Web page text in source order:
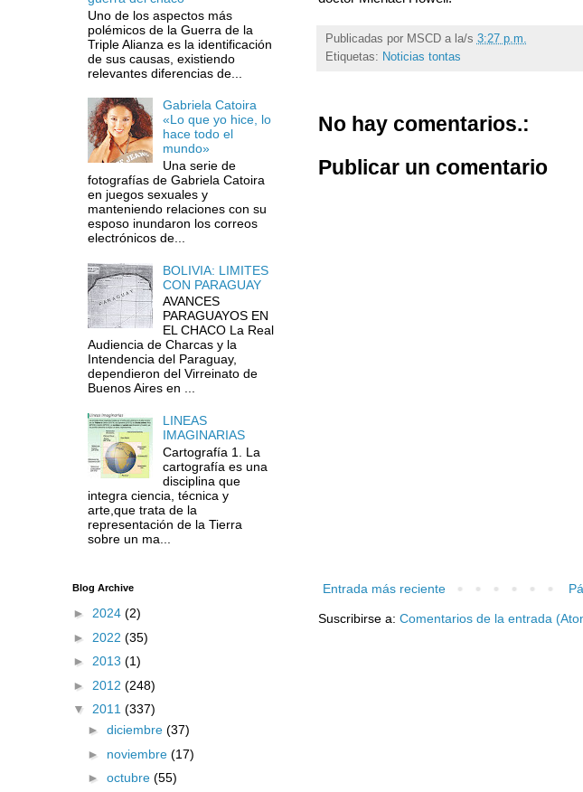
Publicadas por MSCD a la/s 3:27 p.m.
Etiquetas: Noticias tontas
No hay comentarios.:
Publicar un comentario
Entrada más reciente
Suscribirse a: Comentarios de la entrada
Uno de los aspectos más
polémicos de la Guerra de la
Triple Alianza es la identificación
de sus causas, existiendo
relevantes diferencias de...
Gabriela Catoira
«Lo que yo hice, lo
hace todo el
mundo»
Una serie de
fotografías de Gabriela Catoira
en juegos sexuales y
manteniendo relaciones con su
esposo inundaron los correos
electrónicos de...
BOLIVIA: LIMITES
CON PARAGUAY
AVANCES
PARAGUAYOS EN
EL CHACO La Real
Audiencia de Charcas y la
Intendencia del Paraguay,
dependieron del Virreinato de
Buenos Aires en ...
LINEAS
IMAGINARIAS
Cartografía 1. La
cartografía es una
disciplina que
integra ciencia, técnica y
arte,que trata de la
representación de la Tierra
sobre un ma...
Blog Archive
► 2024 (2)
► 2022 (35)
► 2013 (1)
► 2012 (248)
▼ 2011 (337)
►diciembre(37)
► noviembre(17)
►octubre(55)